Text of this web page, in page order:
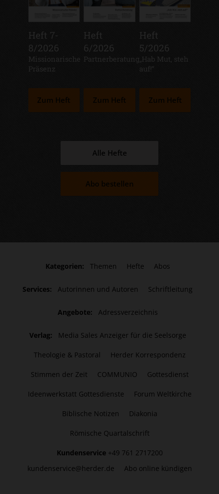
Heft 7-
8/2026
:
Missionarische
Präsenz
Zum Heft
Heft
6/2026
:
Partnerberatung
Zum Heft
Heft
5/2026
:
„Hab Mut, steh
auf!“
Zum Heft
Alle Hefte
Abo bestellen
Kategorien: Themen Hefte Abos
Services: Autorinnen und Autoren Schriftleitung
Angebote: Adressverzeichnis
Verlag: Media Sales Anzeiger für die Seelsorge
Theologie & Pastoral Herder Korrespondenz
Stimmen der Zeit COMMUNIO Gottesdienst
Ideenwerkstatt Gottesdienste Forum Weltkirche
Biblische Notizen Diakonia
Römische Quartalschrift
Kundenservice +49 761 2717200
kundenservice@herder.de
Abo online kündigen